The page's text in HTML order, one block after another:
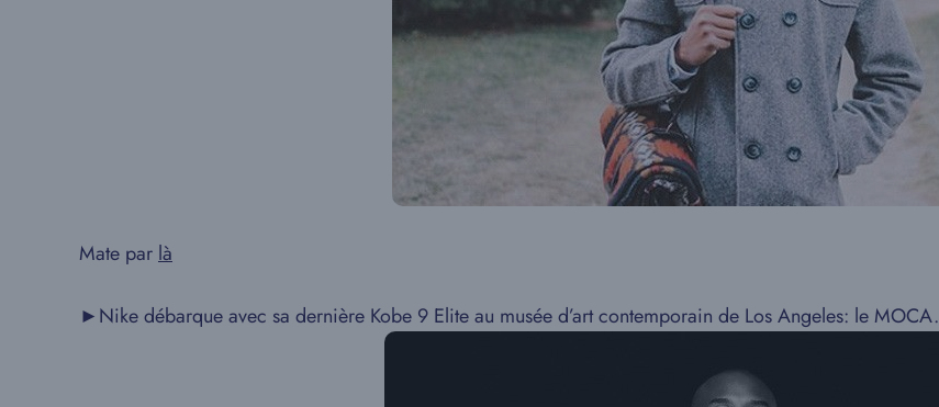
Mate par là
►Nike débarque avec sa dernière Kobe 9 Elite au musée d’art contemporain de Los Angeles: le MOCA.